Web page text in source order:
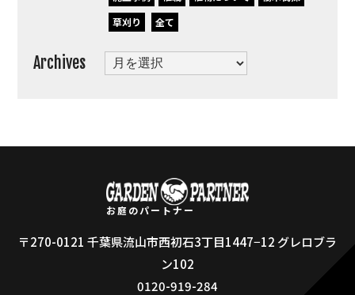
草刈り
全て
Archives Archives
お庭のパートナー
〒270-0121 千葉県流山市西初石3丁目1447−12 グレロブラ
ン102
0120-919-284